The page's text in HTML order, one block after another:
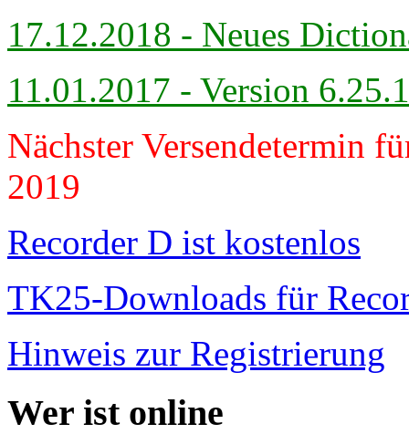
17.12.2018 - Neues
11.01.2017 - Version
Nächster Versendetermin
2019
Recorder D ist kostenlos
TK25-Downloads für
Hinweis zur Registrierung
Wer ist online